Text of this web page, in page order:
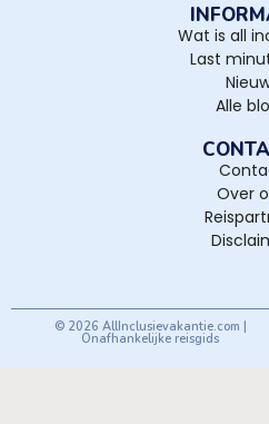
Wat is all
Last
Alle
Over
© 2026 AllInclusievakantie.com |
Onafhankelijke reisgids